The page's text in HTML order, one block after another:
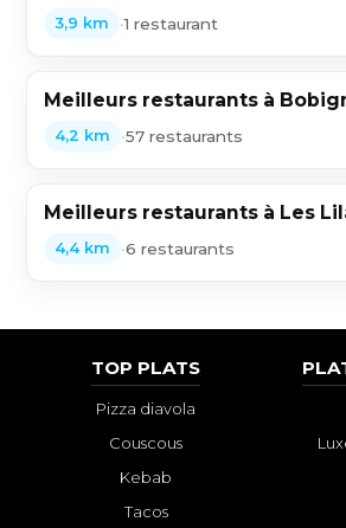
3,9 km •1 restaurant
Meilleurs restaurants à
4,2 km •57 restaurants
Meilleurs restaurants à Les
4,4 km •6 restaurants
TOP PLATS
Pizza diavola
Couscous
Kebab
Tacos